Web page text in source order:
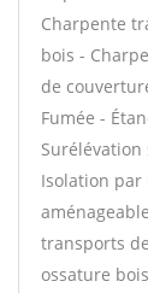
Charpente
bois -
de
Fumée -
Isolation par
transports
ossature